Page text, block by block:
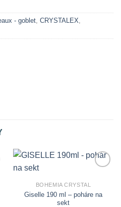
- goblet CRYSTALEX
BOHEMIA CRYSTAL
Giselle 190 ml – poháre na
sekt